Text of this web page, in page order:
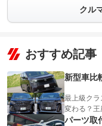
クル
おすすめ記事
新型車比
最上級クラ
変わる？
パーツ取